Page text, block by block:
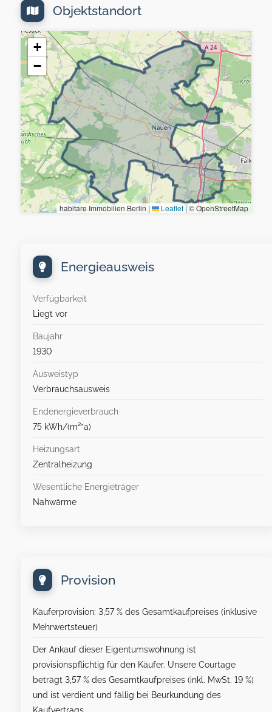
Objektstandort
+
−
habitare Immobilien Berlin | Leaflet|© OpenStreetMap
Energieausweis
Verfügbarkeit
Liegt vor
Baujahr
1930
Ausweistyp
Verbrauchsausweis
Endenergieverbrauch
75 kWh/(m²*a)
Heizungsart
Zentralheizung
Wesentliche Energieträger
Nahwärme
Provision
Käuferprovision: 3,57 % des Gesamtkaufpreises (inklusive
Mehrwertsteuer)
Der Ankauf dieser Eigentumswohnung ist
provisionspflichtig für den Käufer. Unsere Courtage
beträgt 3,57 % des Gesamtkaufpreises (inkl. MwSt. 19 %)
und ist verdient und fällig bei Beurkundung des
Kaufvertrags.